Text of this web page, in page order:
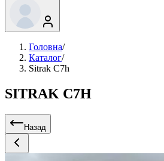
Головна/
Каталог/
Sitrak C7h
SITRAK C7H
Назад